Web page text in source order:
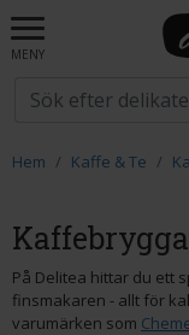
MENY
Hem Kaffe & Te
På Delitea hittar du ett
finsmakaren - allt för
varumärken som